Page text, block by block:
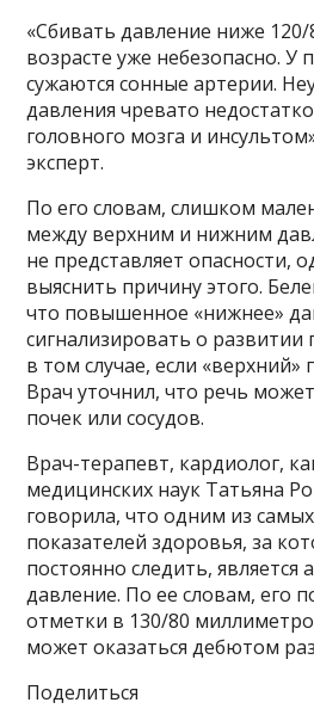
«Сбивать давление ниже
возрасте уже небезопасно.
сужаются сонные артерии.
давления чревато
головного мозга и
эксперт.
По его словам, слишком
между верхним и нижним
не представляет опасности,
выяснить причину этого.
что повышенное «нижнее»
сигнализировать о развитии
в том случае, если «верхний»
Врач уточнил, что речь
почек или сосудов.
Врач-терапевт, кардиолог,
медицинских наук Татьяна
говорила, что одним из
показателей здоровья, за
постоянно следить, является
давление. По ее словам, его
отметки в 130/80
может оказаться дебютом
Поделиться